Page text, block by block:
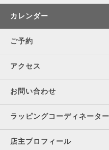
カレンダー
ご予約
アクセス
お問い合わせ
ラッピングコーディネー
店主プロフィール